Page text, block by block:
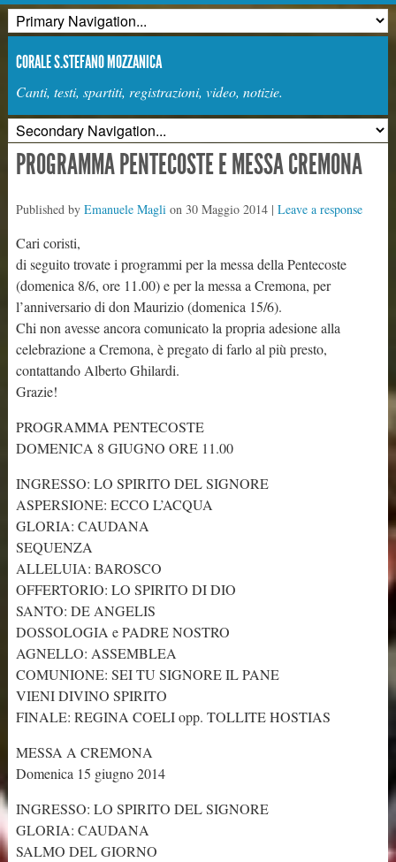
CORALE S.STEFANO MOZZANICA
Canti, testi, spartiti, registrazioni, video, notizie.
PROGRAMMA PENTECOSTE E MESSA CREMONA
Published by Emanuele Maglion 30 Maggio 2014| Leave a response
Cari coristi,
di seguito trovate i programmi per la messa della Pentecoste
(domenica 8/6, ore 11.00) e per la messa a Cremona, per
l’anniversario di don Maurizio (domenica 15/6).
Chi non avesse ancora comunicato la propria adesione alla
celebrazione a Cremona, è pregato di farlo al più presto,
contattando Alberto Ghilardi.
Grazie!
PROGRAMMA PENTECOSTE
DOMENICA 8 GIUGNO ORE 11.00
INGRESSO: LO SPIRITO DEL SIGNORE
ASPERSIONE: ECCO L’ACQUA
GLORIA: CAUDANA
SEQUENZA
ALLELUIA: BAROSCO
OFFERTORIO: LO SPIRITO DI DIO
SANTO: DE ANGELIS
DOSSOLOGIA e PADRE NOSTRO
AGNELLO: ASSEMBLEA
COMUNIONE: SEI TU SIGNORE IL PANE
VIENI DIVINO SPIRITO
FINALE: REGINA COELI opp. TOLLITE HOSTIAS
MESSA A CREMONA
Domenica 15 giugno 2014
INGRESSO: LO SPIRITO DEL SIGNORE
GLORIA: CAUDANA
SALMO DEL GIORNO